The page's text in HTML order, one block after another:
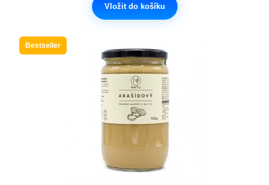
Vložit do košíku
Bestseller